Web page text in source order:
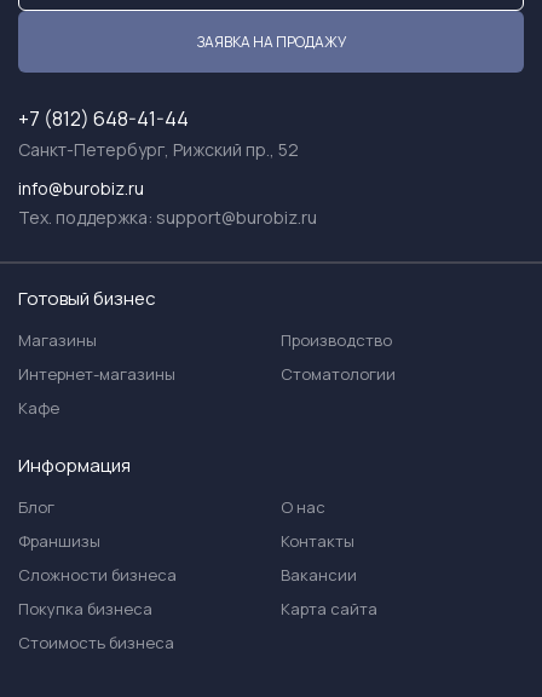
ЗАЯВКА НА ПРОДАЖУ
+7 (812) 648-41-44
Санкт-Петербург, Рижский пр., 52
info@burobiz.ru
Тех. поддержка: support@burobiz.ru
Готовый бизнес
Магазины
Интернет-магазины
Кафе
Производство
Стоматологии
Информация
Блог
Франшизы
Сложности бизнеса
Покупка бизнеса
Стоимость бизнеса
О нас
Контакты
Вакансии
Карта сайта